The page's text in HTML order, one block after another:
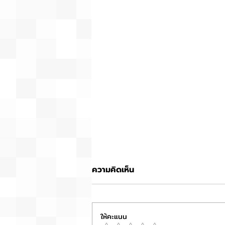
ความคิดเห็น
ให้คะแนน